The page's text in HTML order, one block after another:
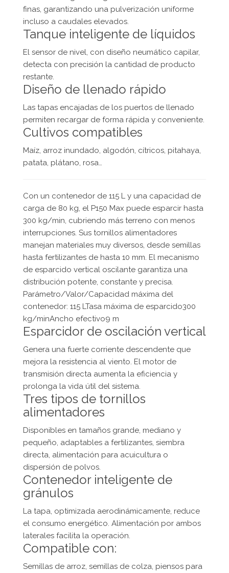
finas, garantizando una pulverización uniforme
incluso a caudales elevados.
Tanque inteligente de líquidos
El sensor de nivel, con diseño neumático capilar,
detecta con precisión la cantidad de producto
restante.
Diseño de llenado rápido
Las tapas encajadas de los puertos de llenado
permiten recargar de forma rápida y conveniente.
Cultivos compatibles
Maíz, arroz inundado, algodón, cítricos, pitahaya,
patata, plátano, rosa…
Con un contenedor de 115 L y una capacidad de
carga de 80 kg, el P150 Max puede esparcir hasta
300 kg/min, cubriendo más terreno con menos
interrupciones. Sus tornillos alimentadores
manejan materiales muy diversos, desde semillas
hasta fertilizantes de hasta 10 mm. El mecanismo
de esparcido vertical oscilante garantiza una
distribución potente, constante y precisa.
Parámetro/Valor/Capacidad máxima del
contenedor: 115 LTasa máxima de esparcido300
kg/minAncho efectivo9 m
Esparcidor de oscilación vertical
Genera una fuerte corriente descendente que
mejora la resistencia al viento. El motor de
transmisión directa aumenta la eficiencia y
prolonga la vida útil del sistema.
Tres tipos de tornillos
alimentadores
Disponibles en tamaños grande, mediano y
pequeño, adaptables a fertilizantes, siembra
directa, alimentación para acuicultura o
dispersión de polvos.
Contenedor inteligente de
gránulos
La tapa, optimizada aerodinámicamente, reduce
el consumo energético. Alimentación por ambos
laterales facilita la operación.
Compatible con:
Semillas de arroz, semillas de colza, piensos para